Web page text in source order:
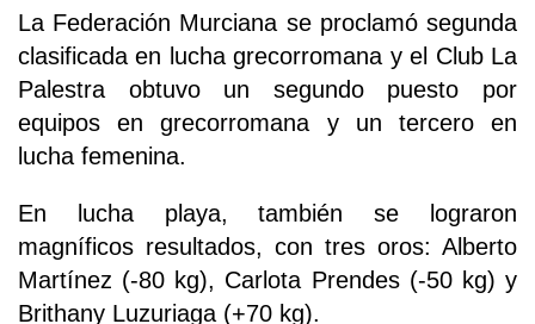
La Federación Murciana se proclamó segunda
clasificada en lucha grecorromana y el Club La
Palestra obtuvo un segundo puesto por
equipos en grecorromana y un tercero en
lucha femenina.
En lucha playa, también se lograron
magníficos resultados, con tres oros: Alberto
Martínez (-80 kg), Carlota Prendes (-50 kg) y
Brithany Luzuriaga (+70 kg).